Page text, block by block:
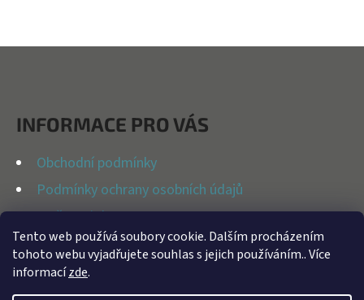
Tento web používá soubory cookie. Dalším procházením
tohoto webu vyjadřujete souhlas s jejich používáním.. Více
informacízde.
Á
C
Í
V
K
Y
V
INFORMACE PRO VÁS
Obchodní podmínky
Podmínky ochrany osobních údajů
Možnosti dopravy
Reklamační řád
Kontakty